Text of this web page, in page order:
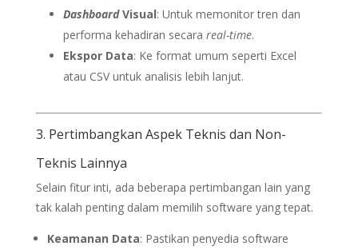
DashboardVisual: Untuk memonitor tren dan
performa kehadiran secara real-time.
Ekspor Data: Ke format umum seperti Excel
atau CSV untuk analisis lebih lanjut.
3. Pertimbangkan Aspek Teknis dan Non-
Teknis Lainnya
Selain fitur inti, ada beberapa pertimbangan lain yang
tak kalah penting dalam memilih software yang tepat.
Keamanan Data: Pastikan penyedia software